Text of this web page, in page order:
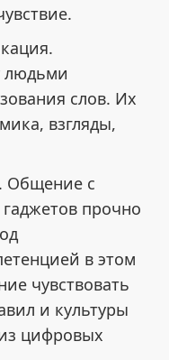
людьми
слов. Их
взгляды,
Общение с
прочно
в этом
чувствовать
и культуры
цифровых